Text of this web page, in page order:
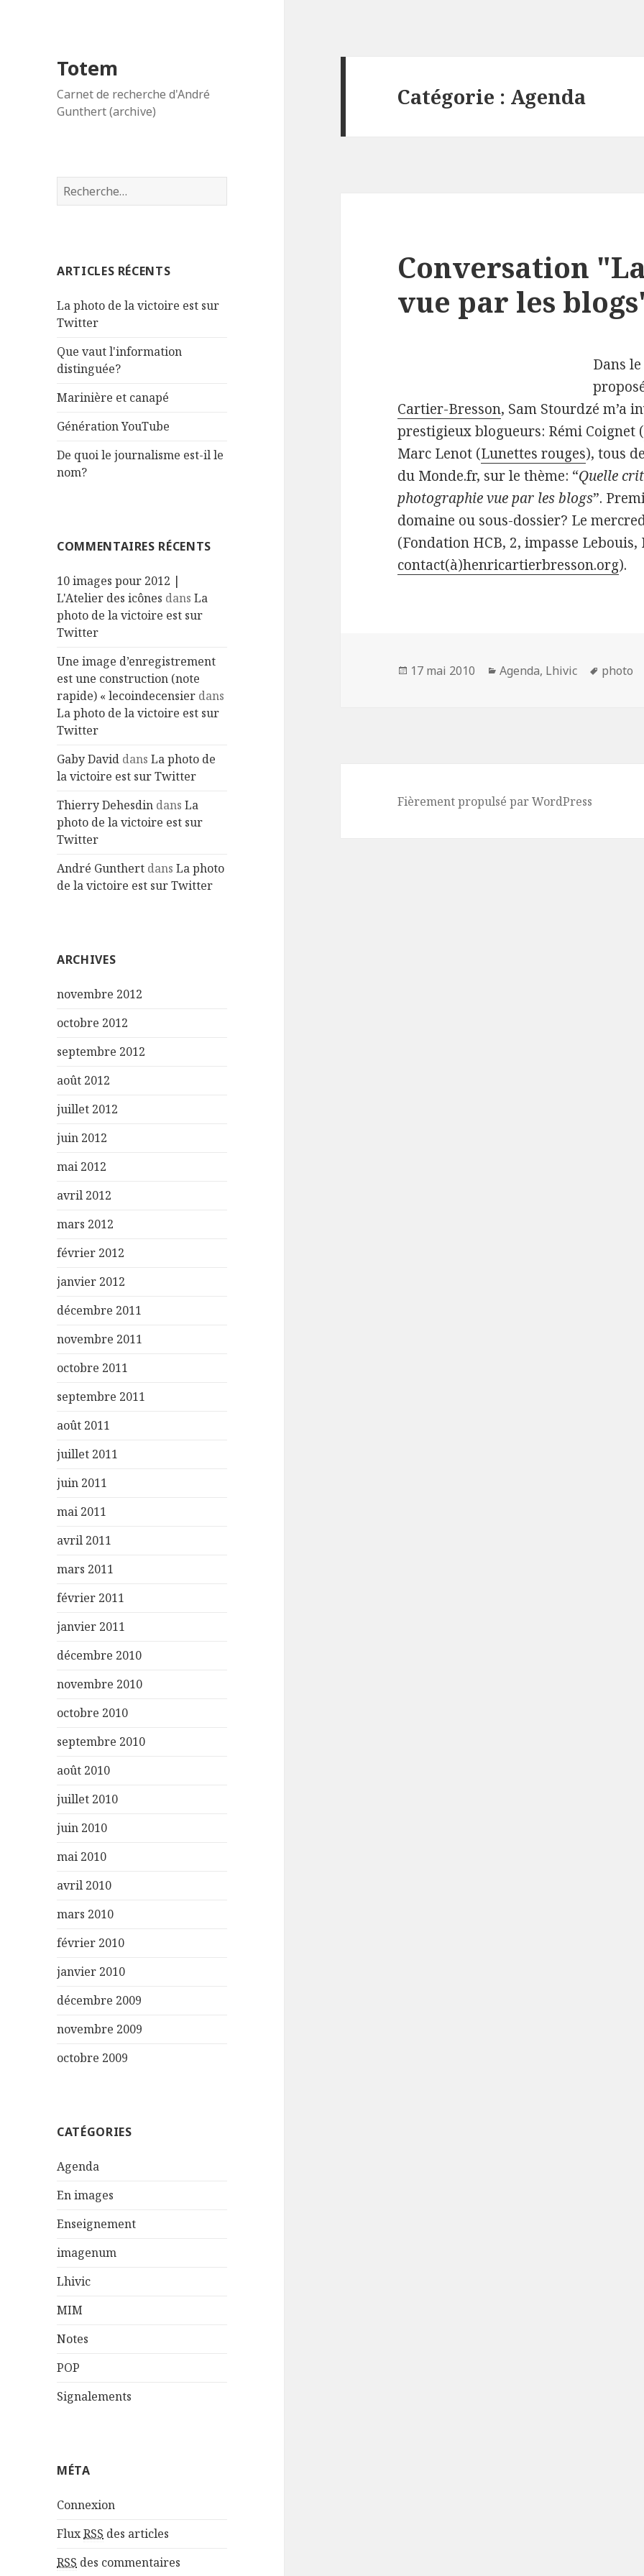
Totem
Carnet de recherche d'André
Gunthert (archive)
R
e
r
h
e
:
ARTICLES RÉCENTS
La photo de la victoire est sur
Twitter
Que vaut l'information
distinguée?
Marinière et canapé
Génération YouTube
De quoi le journalisme est-il le
nom?
COMMENTAIRES RÉCENTS
10 images pour 2012 |
L'Atelier des icônes dansLa
photo de la victoire est sur
Twitter
Une image d’enregistrement
est une construction (note
rapide) « lecoindecensier dans
La photo de la victoire est sur
Twitter
Gaby David dansLa photo de
la victoire est sur Twitter
Thierry Dehesdin dansLa
photo de la victoire est sur
Twitter
André Gunthert dansLa photo
de la victoire est sur Twitter
ARCHIVES
novembre 2012
octobre 2012
septembre 2012
août 2012
juillet 2012
juin 2012
mai 2012
avril 2012
mars 2012
février 2012
janvier 2012
décembre 2011
novembre 2011
octobre 2011
septembre 2011
août 2011
juillet 2011
juin 2011
mai 2011
avril 2011
mars 2011
février 2011
janvier 2011
décembre 2010
novembre 2010
octobre 2010
septembre 2010
août 2010
juillet 2010
juin 2010
mai 2010
avril 2010
mars 2010
février 2010
janvier 2010
décembre 2009
novembre 2009
octobre 2009
CATÉGORIES
Agenda
En images
Enseignement
imagenum
Lhivic
MIM
Notes
POP
Signalements
MÉTA
Connexion
FluxRSS des articles
RSS des commentaires
Catégorie : Agenda
Conversation
vue par les
Dans
Cartier-Bresson, Sam Stourdzé m’a
prestigieux blogueurs: Rémi Coignet (
Marc Lenot (Lunettes rouges), tous
du Monde.fr, sur le thème: “Quelle
photographie vue par les blogs”.
domaine ou sous-dossier? Le
(Fondation HCB, 2, impasse Lebouis,
contact(à)henricartierbresson.org).
Publié
17 mai 2010 Catégories
Agenda, Lhivic
Mots-
photo
Fièrement propulsé par WordPress